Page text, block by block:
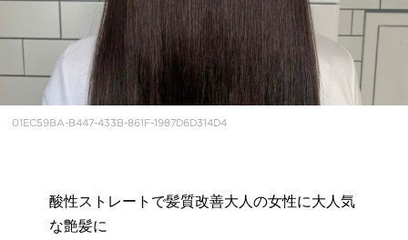
01EC59BA-B447-433B-861F-1987D6D314D4
酸性ストレートで髪質改善大人の女性に大人気
な艶髪に